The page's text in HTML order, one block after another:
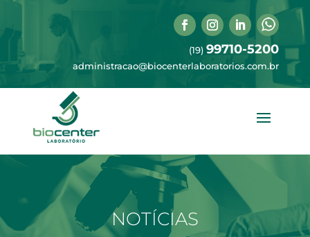
(19)99710-5200
administracao@biocenterlaboratorios.com.br
NOTÍCIAS